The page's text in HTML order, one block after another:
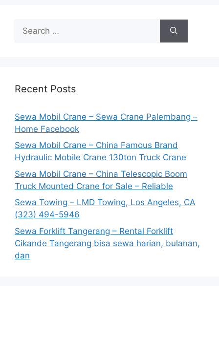
for:
Recent Posts
Sewa Mobil Crane – Sewa Crane Palembang –
Home Facebook
Sewa Mobil Crane – China Famous Brand
Hydraulic Mobile Crane 130ton Truck Crane
Sewa Mobil Crane – China Telescopic Boom
Truck Mounted Crane for Sale – Reliable
Sewa Towing – LMD Towing, Los Angeles, CA
(323) 494-5946
Sewa Forklift Tangerang – Rental Forklift
Cikande Tangerang bisa sewa harian, bulanan,
dan